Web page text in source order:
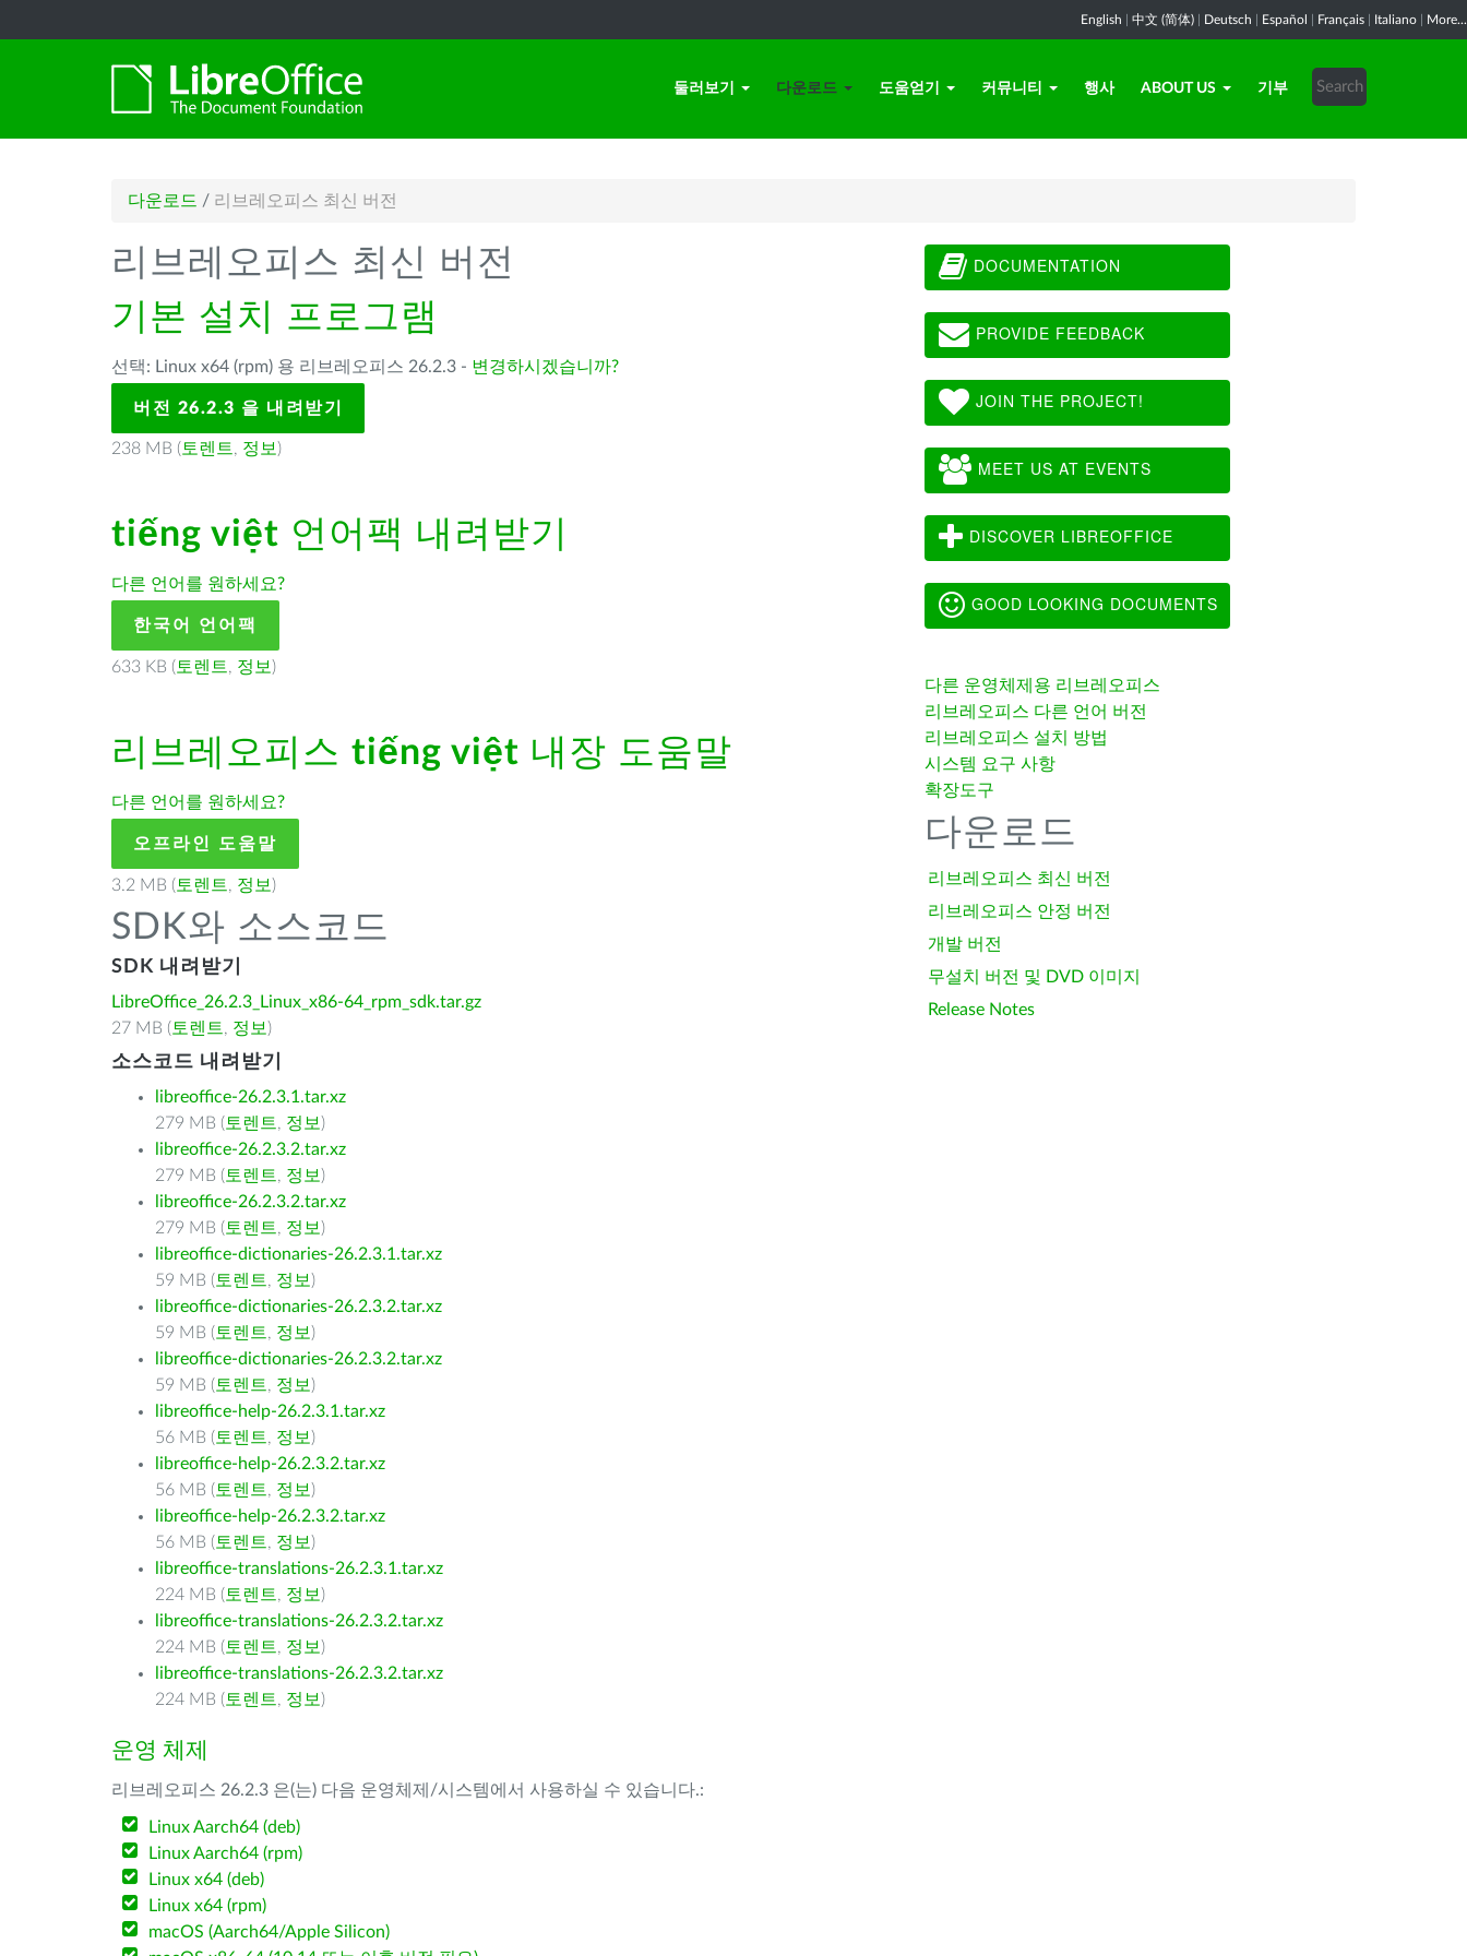
English 中文 (简体) Deutsch Español Français Italiano More...
둘러보기 다운로드 도움얻기 커뮤니티 행사 ABOUT US 기부
다운로드 / 리브레오피스 최신 버전
리브레오피스 최신 버전
기본 설치 프로그램
선택: Linux x64 (rpm) 용 리브레오피스 26.2.3 - 변경하시겠습니까?
버전 26.2.3 을 내려받기
238 MB ( 토렌트, 정보 )
tiếng việt 언어팩 내려받기
다른 언어를 원하세요?
한국어 언어팩
633 KB ( 토렌트, 정보 )
리브레오피스 tiếng việt 내장 도움말
다른 언어를 원하세요?
오프라인 도움말
3.2 MB ( 토렌트, 정보 )
SDK와 소스코드
SDK 내려받기
LibreOffice_26.2.3_Linux_x86-64_rpm_sdk.tar.gz
27 MB ( 토렌트, 정보 )
소스코드 내려받기
libreoffice-26.2.3.1.tar.xz
279 MB ( 토렌트, 정보 )
libreoffice-26.2.3.2.tar.xz
279 MB ( 토렌트, 정보 )
libreoffice-26.2.3.2.tar.xz
279 MB ( 토렌트, 정보 )
libreoffice-dictionaries-26.2.3.1.tar.xz
59 MB ( 토렌트, 정보 )
libreoffice-dictionaries-26.2.3.2.tar.xz
59 MB ( 토렌트, 정보 )
libreoffice-dictionaries-26.2.3.2.tar.xz
59 MB ( 토렌트, 정보 )
libreoffice-help-26.2.3.1.tar.xz
56 MB ( 토렌트, 정보 )
libreoffice-help-26.2.3.2.tar.xz
56 MB ( 토렌트, 정보 )
libreoffice-help-26.2.3.2.tar.xz
56 MB ( 토렌트, 정보 )
libreoffice-translations-26.2.3.1.tar.xz
224 MB ( 토렌트, 정보 )
libreoffice-translations-26.2.3.2.tar.xz
224 MB ( 토렌트, 정보 )
libreoffice-translations-26.2.3.2.tar.xz
224 MB ( 토렌트, 정보 )
운영 체제
리브레오피스 26.2.3 은(는) 다음 운영체제/시스템에서 사용하실 수 있습니다.:
Linux Aarch64 (deb)
Linux Aarch64 (rpm)
Linux x64 (deb)
Linux x64 (rpm)
macOS (Aarch64/Apple Silicon)
DOCUMENTATION
PROVIDE FEEDBACK
JOIN THE PROJECT!
MEET US AT EVENTS
DISCOVER LIBREOFFICE
GOOD LOOKING DOCUMENTS
다른 운영체제용 리브레오피스
리브레오피스 다른 언어 버전
리브레오피스 설치 방법
시스템 요구 사항
확장도구
다운로드
리브레오피스 최신 버전
리브레오피스 안정 버전
개발 버전
무설치 버전 및 DVD 이미지
Release Notes